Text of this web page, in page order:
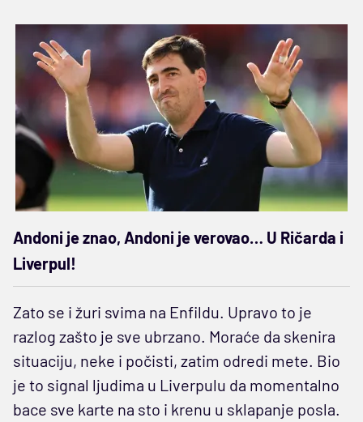
Andoni je znao, Andoni je verovao… U Ričarda i
Liverpul!
Zato se i žuri svima na Enfildu. Upravo to je
razlog zašto je sve ubrzano. Moraće da skenira
situaciju, neke i počisti, zatim odredi mete. Bio
je to signal ljudima u Liverpulu da momentalno
bace sve karte na sto i krenu u sklapanje posla.